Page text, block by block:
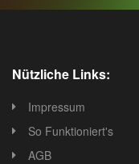
Nützliche Links:
Impressum
So Funktioniert's
AGB